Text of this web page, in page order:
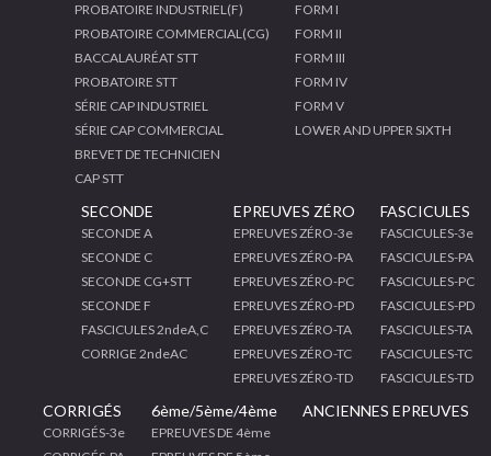
PROBATOIRE INDUSTRIEL(F)
PROBATOIRE COMMERCIAL(CG)
BACCALAURÉAT STT
PROBATOIRE STT
SÉRIE CAP INDUSTRIEL
SÉRIE CAP COMMERCIAL
BREVET DE TECHNICIEN
CAP STT
FORM I
FORM II
FORM III
FORM IV
FORM V
LOWER AND UPPER SIXTH
SECONDE
SECONDE A
SECONDE C
SECONDE CG+STT
SECONDE F
FASCICULES 2ndeA,C
CORRIGE 2ndeAC
EPREUVES ZÉRO
EPREUVES ZÉRO-3e
EPREUVES ZÉRO-PA
EPREUVES ZÉRO-PC
EPREUVES ZÉRO-PD
EPREUVES ZÉRO-TA
EPREUVES ZÉRO-TC
EPREUVES ZÉRO-TD
FASCICULES
FASCICULES-3e
FASCICULES-PA
FASCICULES-PC
FASCICULES-PD
FASCICULES-TA
FASCICULES-TC
FASCICULES-TD
CORRIGÉS
CORRIGÉS-3e
6ème/5ème/4ème
EPREUVES DE 4ème
ANCIENNES EPREUVES